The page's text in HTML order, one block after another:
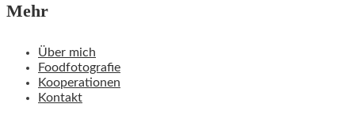
Mehr
Über mich
Foodfotografie
Kooperationen
Kontakt